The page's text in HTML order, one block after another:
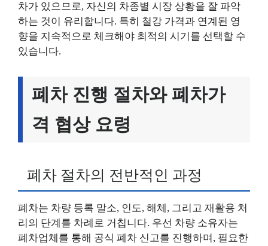
차가 있으므로, 자신의 차종별 시장 상황을 잘 파악
하는 것이 유리합니다. 특히 철강 가격과 연계된 영
향을 지속적으로 체크해야 최적의 시기를 선택할 수
있습니다.
폐차 진행 절차와 폐차가
격 협상 요령
폐차 절차의 전반적인 과정
폐차는 차량 등록 말소, 인도, 해체, 그리고 재활용 처
리의 단계를 차례로 거칩니다. 우선 차량 소유자는
폐차업체를 통해 공식 폐차 신고를 진행하며, 필요한